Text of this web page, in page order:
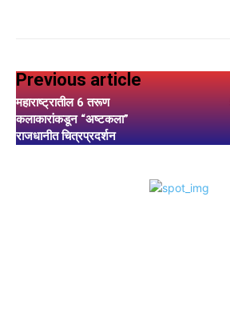
Previous article
महाराष्ट्रातील 6 तरूण
कलाकारांकडून “अष्टकला”
राजधानीत चित्रप्रदर्शन